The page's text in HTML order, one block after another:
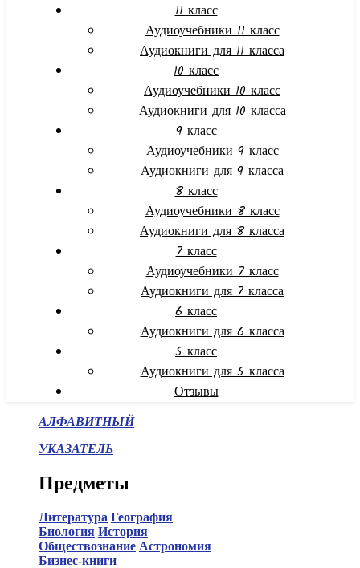
11 класс
Аудиоучебники 11 класс
Аудиокниги для 11 класса
10 класс
Аудиоучебники 10 класс
Аудиокниги для 10 класса
9 класс
Аудиоучебники 9 класс
Аудиокниги для 9 класса
8 класс
Аудиоучебники 8 класс
Аудиокниги для 8 класса
7 класс
Аудиоучебники 7 класс
Аудиокниги для 7 класса
6 класс
Аудиокниги для 6 класса
5 класс
Аудиокниги для 5 класса
Отзывы
АЛФАВИТНЫЙ
УКАЗАТЕЛЬ
Предметы
Литература География
Биология История
Обществознание Астрономия
Бизнес-книги